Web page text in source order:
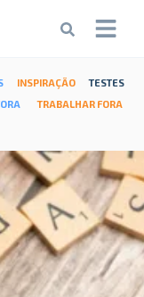
INSPIRAÇÃO
TESTES
TRABALHAR FORA